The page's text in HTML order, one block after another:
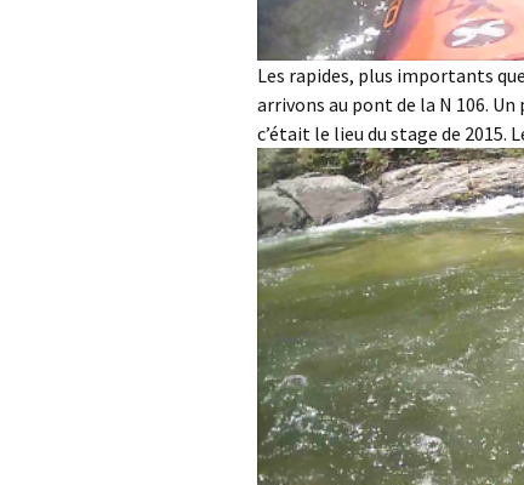
Les rapides, plus importants
arrivons au pont de la N 106.
c’était le lieu du stage de 2015.